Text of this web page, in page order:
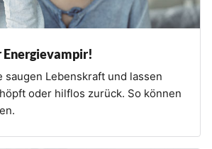
Energievampir!
saugen Lebenskraft und lassen
oder hilflos zurück. So können